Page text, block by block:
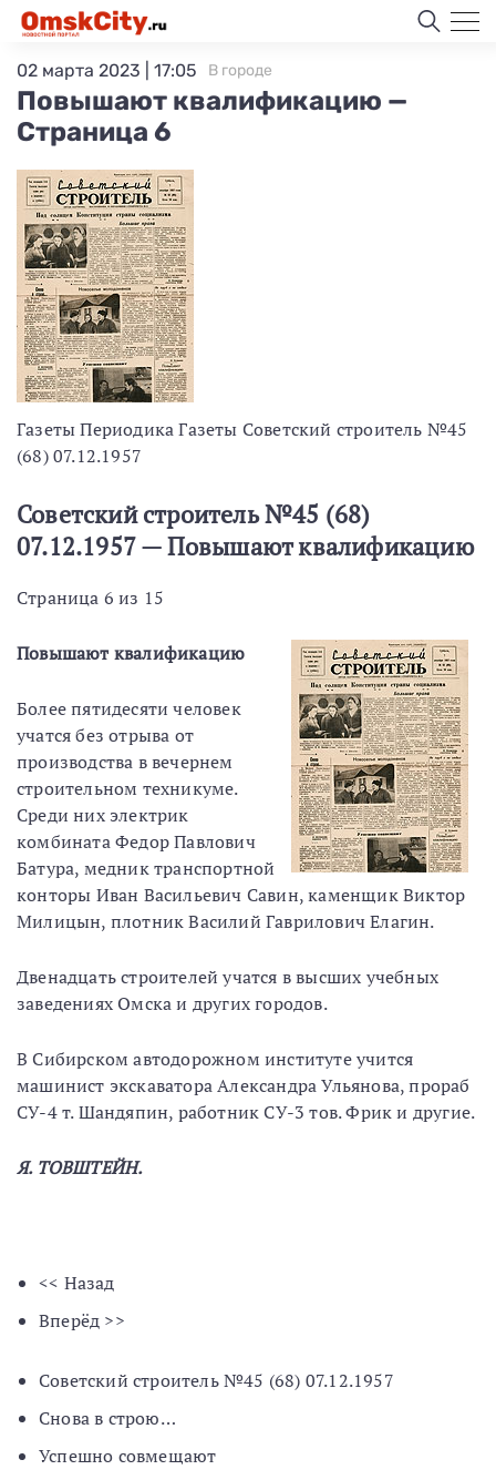
Повышают квалификацию —
Страница 6
02 марта 2023 | 17:05 В городе
Газеты Периодика Газеты Советский строитель №45
(68) 07.12.1957
Советский строитель №45 (68)
07.12.1957 — Повышают квалификацию
Страница 6 из 15
Повышают квалификацию
Более пятидесяти человек
учатся без отрыва от
производства в вечернем
строительном техникуме.
Среди них электрик
комбината Федор Павлович
Батура, медник транспортной
конторы Иван Васильевич Савин, каменщик Виктор
Милицын, плотник Василий Гаврилович Елагин.
Двенадцать строителей учатся в высших учебных
заведениях Омска и других городов.
В Сибирском автодорожном институте учится
машинист экскаватора Александра Ульянова, прораб
СУ-4 т. Шандяпин, работник СУ-3 тов. Фрик и другие.
Я. ТОВШТЕЙН.
<< Назад
Вперёд >>
Советский строитель №45 (68) 07.12.1957
Снова в строю…
Успешно совмещают